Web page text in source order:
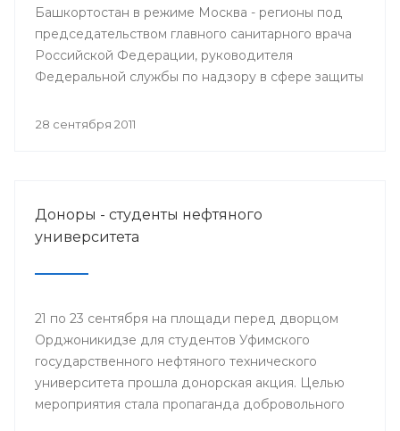
Башкортостан в режиме Москва - регионы под
председательством главного санитарного врача
Российской Федерации, руководителя
Федеральной службы по надзору в сфере защиты
состоялось селекторное совещание
гриппу и ОРВИ и начале прививочной кампании
против гриппа в эпидсезон 2011-2012 годов».
28 сентября 2011
Доноры - студенты нефтяного
университета
21 по 23 сентября на площади перед дворцом
Орджоникидзе для студентов Уфимского
государственного нефтяного технического
университета прошла донорская акция. Целью
мероприятия стала пропаганда добровольного